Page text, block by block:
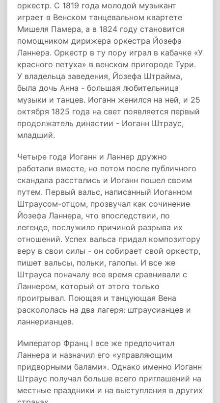
оркестр. С 1819 года молодой музыкант
играет в Венском танцевальном квартете
Мишеля Памера, а в 1824 году становится
помощником дирижера оркестра Йозефа
Ланнера. Оркестр в ту пору играл в кабачке «У
красного петуха» в венском пригороде Тури.
У владельца заведения, Йозефа Штрайма,
была дочь Анна - большая любительница
музыки и танцев. Иоганн женился на ней, и 25
октября 1825 года на свет появляется первый
продолжатель династии - Иоганн Штраус,
младший.
Четыре года Иоганн и Ланнер дружно
работали вместе, но потом после публичного
скандала расстались и Иоганн пошел своим
путем. Первый вальс, написанный Иоганном
Штраусом-отцом, прозвучал как сочинение
Йозефа Ланнера, что впоследствии, по
легенде, послужило причиной разрыва их
отношений. Успех вальса придал композитору
веру в свои силы - он собирает свой оркестр,
пишет вальсы, польки, галопы. И все же
Штрауса поначалу все время сравнивали с
Ланнером, который от этого только
проигрывал. Поющая и танцующая Вена
раскололась на два лагеря: штраусианцев и
ланнерианцев.
Император Франц I все же предпочитал
Ланнера и назначил его «управляющим
придворными балами». Однако именно Иоганн
Штраус получал больше всего приглашений на
местные праздники и на выступления в других